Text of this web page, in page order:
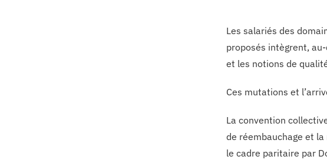
Les salariés des
proposés intègrent,
et les notions de
Ces mutations et
La convention
de réembauchage et
le cadre paritaire par